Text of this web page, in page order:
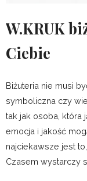
W.KRUK
Ciebie
Biżuteria nie musi
symboliczna czy
tak jak osoba, która
emocja i jakość
najciekawsze jest
Czasem wystarczy